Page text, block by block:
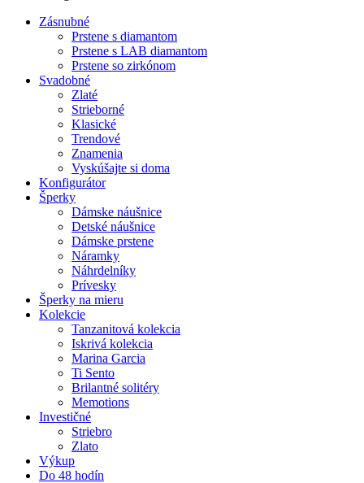
Zásnubné
Prstene s diamantom
Prstene s LAB diamantom
Prstene so zirkónom
Svadobné
Zlaté
Strieborné
Klasické
Trendové
Znamenia
Vyskúšajte si doma
Konfigurátor
Šperky
Dámske náušnice
Detské náušnice
Dámske prstene
Náramky
Náhrdelníky
Prívesky
Šperky na mieru
Kolekcie
Tanzanitová kolekcia
Iskrivá kolekcia
Marina Garcia
Ti Sento
Brilantné solitéry
Memotions
Investičné
Striebro
Zlato
Výkup
Do 48 hodín